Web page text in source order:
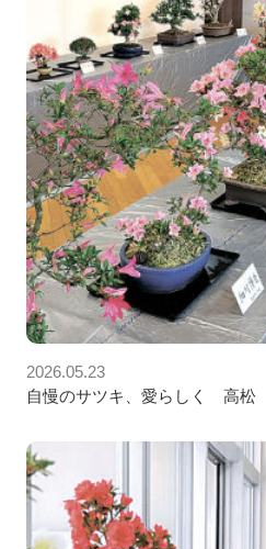
2026.05.23
自慢のサツキ、愛らしく 高松